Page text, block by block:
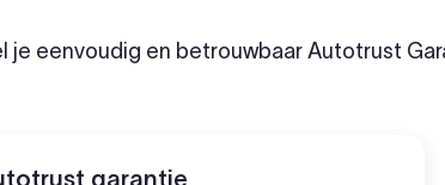
je eenvoudig en betrouwbaar Autotrust
garantie